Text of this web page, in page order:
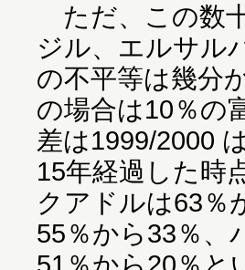
ただ、この数
ジル、エルサル
の不平等は幾分
の場合は10％の
差は1999/2000
15年経過した時
クアドルは63％
55％から33％、